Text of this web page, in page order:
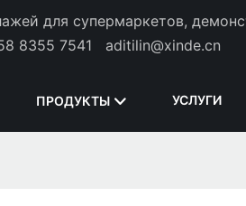
для супермаркетов,
8355 7541 aditilin@xinde.cn
ПРОДУКТЫ УСЛУГИ